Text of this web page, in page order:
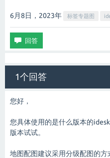
6月8日，2023年 标签专题图
1个回答
您好，
您具体使用的是什么版本的
版本试试。
地图配图建议采用分级配图的方